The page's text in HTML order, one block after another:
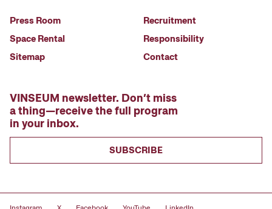
Press Room
Space Rental
Sitemap
Recruitment
Responsibility
Contact
VINSEUM newsletter. Don’t miss
a thing—receive the full program
in your inbox.
SUBSCRIBE